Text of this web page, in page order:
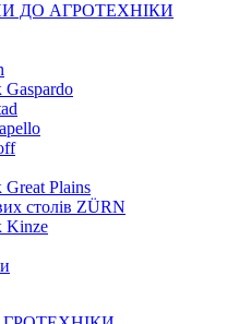
ДО АГРОТЕХНІКИ
Gaspardo
Great Plains
столів ZÜRN
Kinze